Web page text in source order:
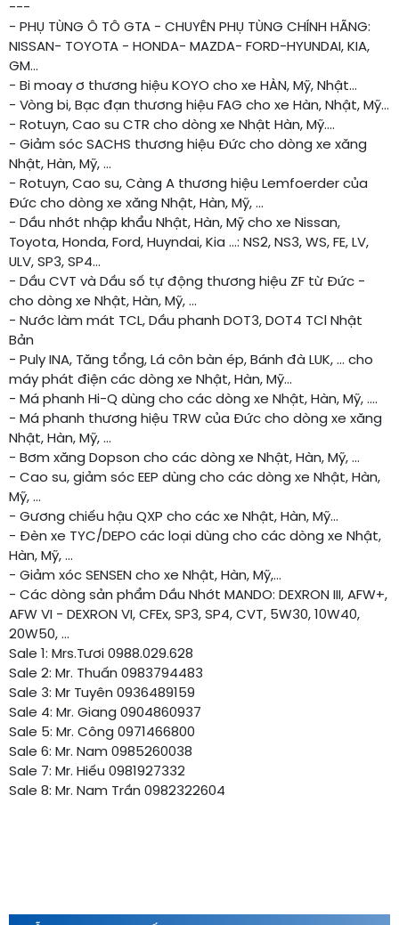
---
- PHỤ TÙNG Ô TÔ GTA - CHUYÊN PHỤ TÙNG CHÍNH HÃNG:
NISSAN- TOYOTA - HONDA- MAZDA- FORD-HYUNDAI, KIA,
GM...
- Bi moay ơ thương hiệu KOYO cho xe HÀN, Mỹ, Nhật...
- Vòng bi, Bạc đạn thương hiệu FAG cho xe Hàn, Nhật, Mỹ…
- Rotuyn, Cao su CTR cho dòng xe Nhật Hàn, Mỹ....
- Giảm sóc SACHS thương hiệu Đức cho dòng xe xăng
Nhật, Hàn, Mỹ, ...
- Rotuyn, Cao su, Càng A thương hiệu Lemfoerder của
Đức cho dòng xe xăng Nhật, Hàn, Mỹ, ...
- Dầu nhớt nhập khẩu Nhật, Hàn, Mỹ cho xe Nissan,
Toyota, Honda, Ford, Huyndai, Kia ...: NS2, NS3, WS, FE, LV,
ULV, SP3, SP4...
- Dầu CVT và Dầu số tự động thương hiệu ZF từ Đức -
cho dòng xe Nhật, Hàn, Mỹ, ...
- Nước làm mát TCL, Dầu phanh DOT3, DOT4 TCl Nhật
Bản
- Puly INA, Tăng tổng, Lá côn bàn ép, Bánh đà LUK, ... cho
máy phát điện các dòng xe Nhật, Hàn, Mỹ...
- Má phanh Hi-Q dùng cho các dòng xe Nhật, Hàn, Mỹ, ….
- Má phanh thương hiệu TRW của Đức cho dòng xe xăng
Nhật, Hàn, Mỹ, ...
- Bơm xăng Dopson cho các dòng xe Nhật, Hàn, Mỹ, …
- Cao su, giảm sóc EEP dùng cho các dòng xe Nhật, Hàn,
Mỹ, …
- Gương chiếu hậu QXP cho các xe Nhật, Hàn, Mỹ...
- Đèn xe TYC/DEPO các loại dùng cho các dòng xe Nhật,
Hàn, Mỹ, ...
- Giảm xóc SENSEN cho xe Nhật, Hàn, Mỹ,…
- Các dòng sản phẩm Dầu Nhớt MANDO: DEXRON III, AFW+,
AFW VI - DEXRON VI, CFEx, SP3, SP4, CVT, 5W30, 10W40,
20W50, ...
Sale 1: Mrs.Tươi 0988.029.628
Sale 2: Mr. Thuấn 0983794483
Sale 3: Mr Tuyên 0936489159
Sale 4: Mr. Giang 0904860937
Sale 5: Mr. Công 0971466800
Sale 6: Mr. Nam 0985260038
Sale 7: Mr. Hiếu 0981927332
Sale 8: Mr. Nam Trần 0982322604